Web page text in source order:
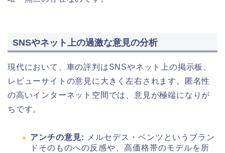
SNSやネット上の過激な意見の分析
現代において、車の評判はSNSやネット上の掲示板、
レビューサイトの意見に大きく左右されます。匿名性
の高いインターネット空間では、意見が極端になりが
ちです。
アンチの意見:
メルセデス・ベンツというブラン
ドそのものへの反感や、高価格帯のモデルを所